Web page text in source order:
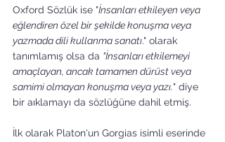
Oxford Sözlük ise "İnsanları etkileyen veya
eğlendiren özel bir şekilde konuşma veya
yazmada dili kullanma sanatı." olarak
tanımlamış olsa da "İnsanları etkilemeyi
amaçlayan, ancak tamamen dürüst veya
samimi olmayan konuşma veya yazı." diye
bir aıklamayı da sözlüğüne dahil etmiş.
İlk olarak Platon'un Gorgias isimli eserinde